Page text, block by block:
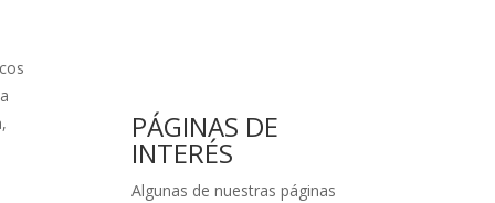
PÁGINAS DE
INTERÉS
Algunas de nuestras páginas